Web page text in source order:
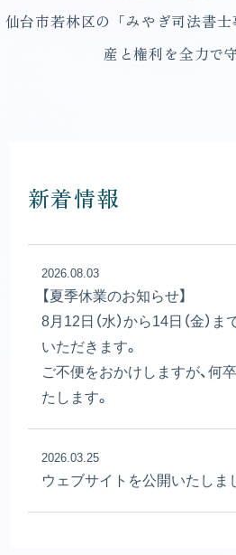
仙台市若林区の「みやぎ司法書
産と権利を全力で
新着情報
2026.08.03
【夏季休業のお知らせ】
8月12日（水）から14日（金）
いただきます。
ご不便をおかけしますが、何
たします。
2026.03.25
ウェブサイトを公開いたしま